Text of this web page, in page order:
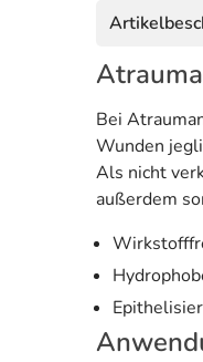
Bei
Wunden
Als nicht
außerdem